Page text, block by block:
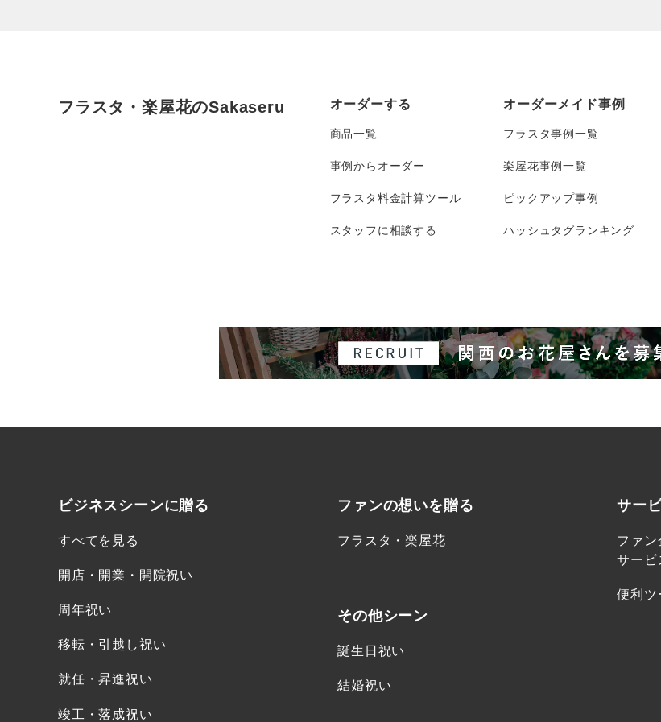
フラスタ・楽屋花のSakaseru オーダーする
商品一覧
事例からオーダー
フラスタ料金計算ツール
スタッフに相談する
オーダーメイド事例
フラスタ事例一覧
楽屋花事例一覧
ピックアップ事例
ハッシュタグランキング
ビジネスシーンに贈る
すべてを見る
開店・開業・開院祝い
周年祝い
移転・引越し祝い
就任・昇進祝い
竣工・落成祝い
ファンの想いを贈る
フラスタ・楽屋花
その他シーン
誕生日祝い
結婚祝い
サー
ファン
サービ
便利ツ